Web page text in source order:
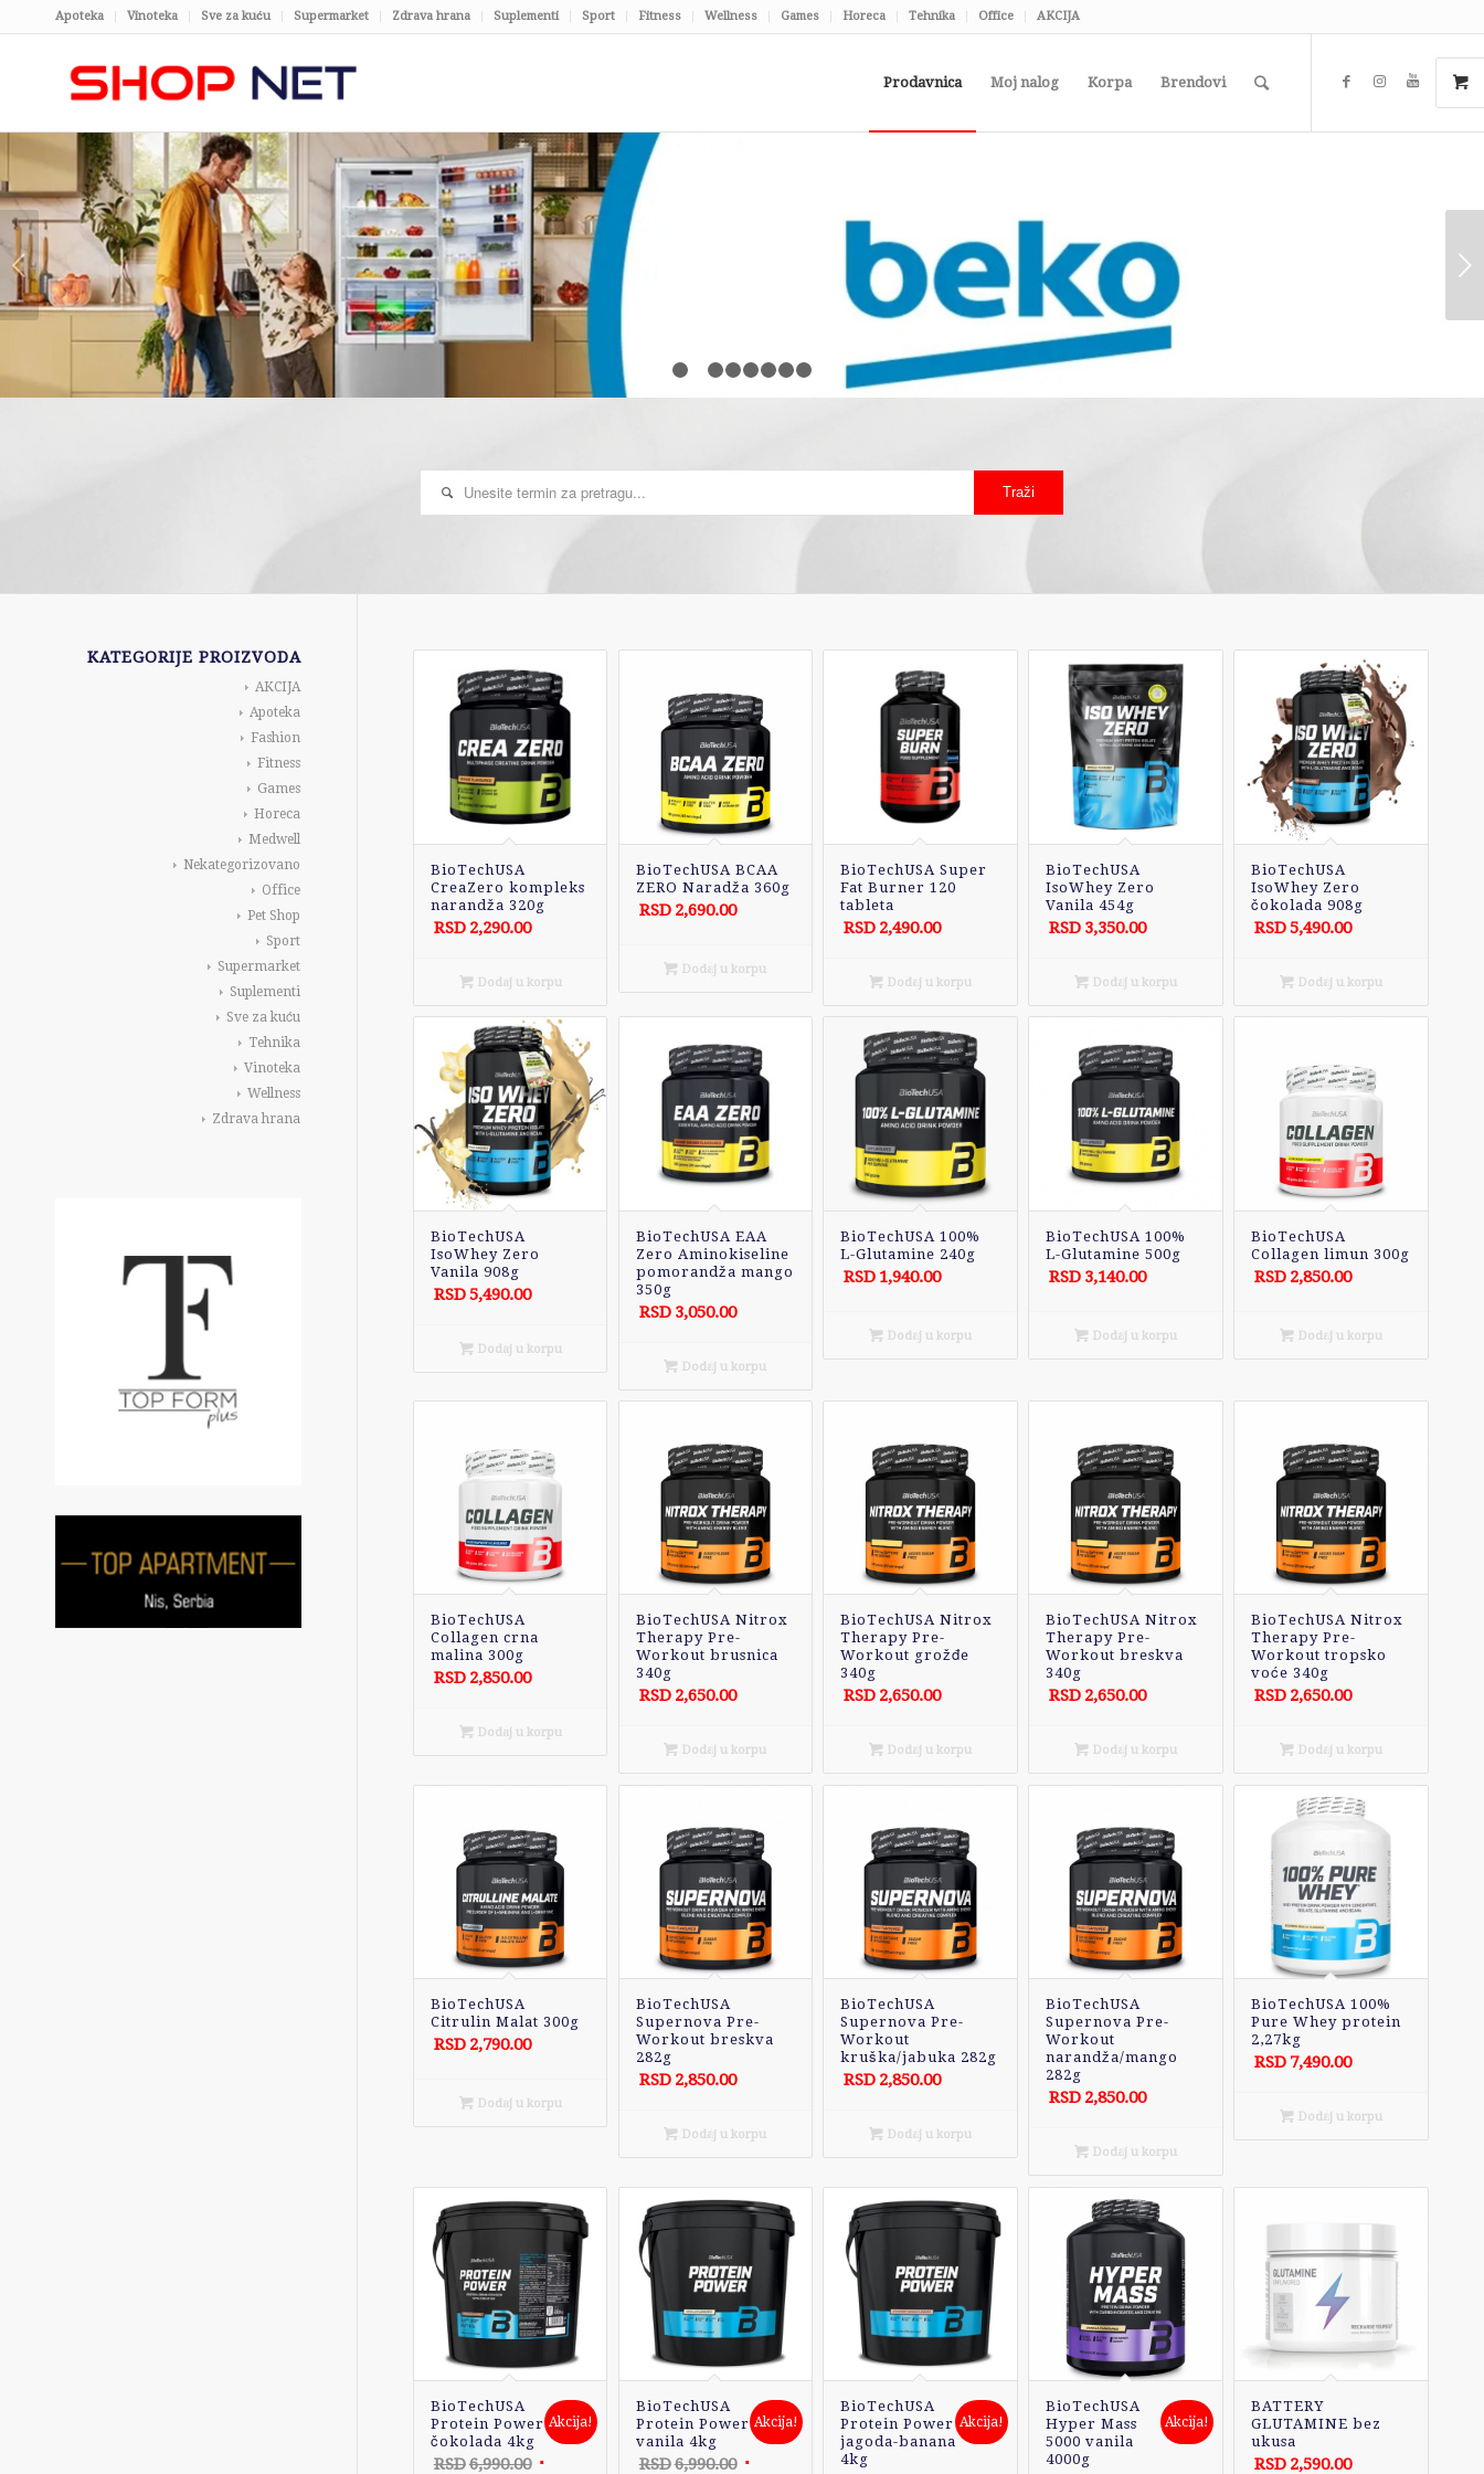
Apoteka Vinoteka Sve za kuću Supermarket Zdrava hrana Suplementi Sport Fitness Wellness Games Horeca Tehnika Office AKCIJA
Prodavnica Moj nalog Korpa Brendovi
1 2 5 6 7 8

BioTechUSA
CreaZero kompleks
narandža 320g
RSD 2,290.00
Dodaj u korpu
BioTechUSA BCAA
ZERO Naradža 360g
RSD 2,690.00
Dodaj u korpu
BioTechUSA Super
Fat Burner 120
tableta
RSD 2,490.00
Dodaj u korpu
BioTechUSA
IsoWhey Zero
Vanila 454g
RSD 3,350.00
Dodaj u korpu
BioTechUSA
IsoWhey Zero
čokolada 908g
RSD5,490.00
Dodaj u korpu
BioTechUSA
IsoWhey Zero
Vanila 908g
RSD5,490.00
Dodaj u korpu
BioTechUSA EAA
Zero Aminokiseline
pomorandža mango
350g
RSD 3,050.00
Dodaj u korpu
BioTechUSA 100%
L-Glutamine 240g
RSD 1,940.00
Dodaj u korpu
BioTechUSA 100%
L-Glutamine 500g
RSD 3,140.00
Dodaj u korpu
BioTechUSA
Collagen limun 300g
RSD 2,850.00
Dodaj u korpu
BioTechUSA
Collagen crna
malina 300g
RSD 2,850.00
Dodaj u korpu
BioTechUSA Nitrox
Therapy Pre-
Workout brusnica
340g
RSD 2,650.00
Dodaj u korpu
BioTechUSA Nitrox
Therapy Pre-
Workout grožđe
340g
RSD 2,650.00
Dodaj u korpu
BioTechUSA Nitrox
Therapy Pre-
Workout breskva
340g
RSD 2,650.00
Dodaj u korpu
BioTechUSA Nitrox
Therapy Pre-
Workout tropsko
voće 340g
RSD 2,650.00
Dodaj u korpu
BioTechUSA
Citrulin Malat 300g
RSD 2,790.00
Dodaj u korpu
BioTechUSA
Supernova Pre-
Workout breskva
282g
RSD 2,850.00
Dodaj u korpu
BioTechUSA
Supernova Pre-
Workout
kruška/jabuka 282g
RSD 2,850.00
Dodaj u korpu
BioTechUSA
Supernova Pre-
Workout
narandža/mango
282g
RSD 2,850.00
Dodaj u korpu
BioTechUSA 100%
Pure Whey protein
2,27kg
RSD 7,490.00
Dodaj u korpu
BioTechUSA
Protein Power
čokolada 4kg
RSD6,990.00 Originalna
Akcija!
BioTechUSA
Protein Power
vanila 4kg
RSD6,990.00 Originalna
Akcija!
BioTechUSA
Protein Power
jagoda-banana
4kg
Akcija!
BioTechUSA
Hyper Mass
5000 vanila
4000g
Akcija!
BATTERY
GLUTAMINE bez
ukusa
RSD 2,590.00
KATEGORIJE PROIZVODA
AKCIJA
Apoteka
Fashion
Fitness
Games
Horeca
Medwell
Nekategorizovano
Office
Pet Shop
Sport
Supermarket
Suplementi
Sve za kuću
Tehnika
Vinoteka
Wellness
Zdrava hrana